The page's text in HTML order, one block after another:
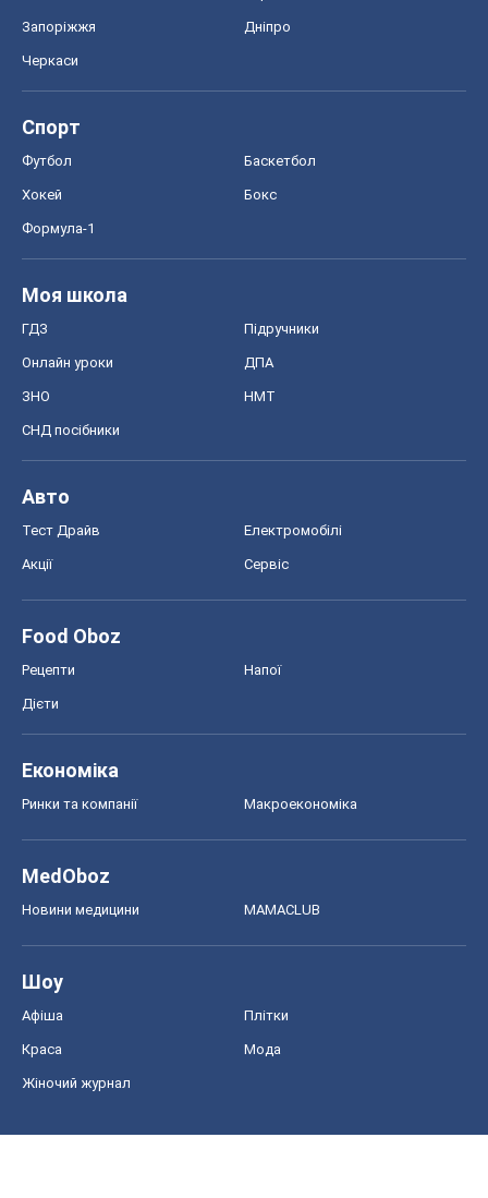
Запоріжжя Дніпро
Черкаси
Спорт
Футбол Баскетбол
Хокей Бокс
Формула-1
Моя школа
ГДЗ Підручники
Онлайн уроки ДПА
ЗНО НМТ
СНД посібники
Авто
Тест Драйв Електромобілі
Акції Сервіс
Food Oboz
Рецепти Напої
Дієти
Економіка
Ринки та компанії Макроекономіка
MedOboz
Новини медицини MAMACLUB
Шоу
Афіша Плітки
Краса Мода
Жіночий журнал